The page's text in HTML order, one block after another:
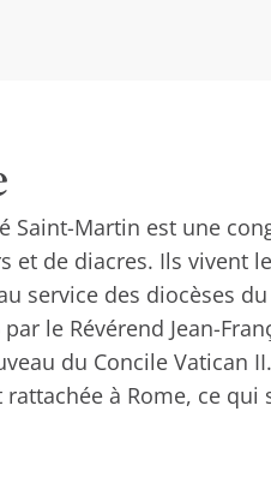
Saint-Martin est une
et de diacres. Ils vivent
service des diocèses
le Révérend Jean-
du Concile Vatican
à Rome, ce qui